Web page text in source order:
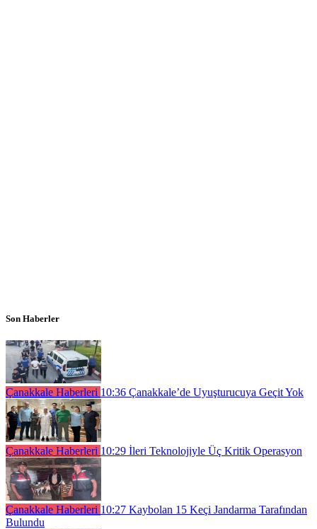
Son Haberler
Çanakkale Haberleri 10:36 Çanakkale’de Uyuşturucuya Geçit Yok
Çanakkale Haberleri 10:29 İleri Teknolojiyle Üç Kritik Operasyon
Çanakkale Haberleri 10:27 Kaybolan 15 Keçi Jandarma Tarafından
Bulundu